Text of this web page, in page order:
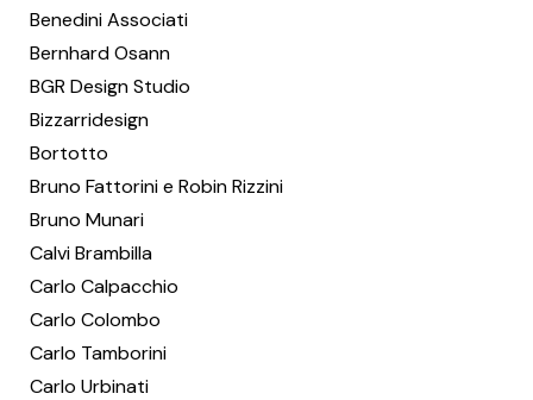
Benedini Associati
Bernhard Osann
BGR Design Studio
Bizzarridesign
Bortotto
Bruno Fattorini e Robin Rizzini
Bruno Munari
Calvi Brambilla
Carlo Calpacchio
Carlo Colombo
Carlo Tamborini
Carlo Urbinati